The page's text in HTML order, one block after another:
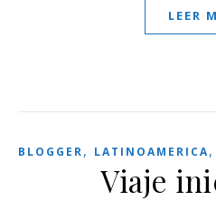
LEER
BLOGGER, LATINOAMERICA,
Viaje